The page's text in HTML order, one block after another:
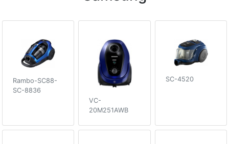
Rambo-SC88-
SC-8836
VC-
20M251AWB
SC-4520